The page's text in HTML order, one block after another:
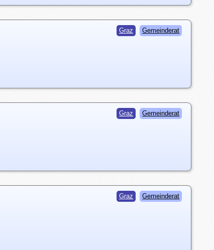
Graz Gemeinderat
Graz Gemeinderat
Graz Gemeinderat